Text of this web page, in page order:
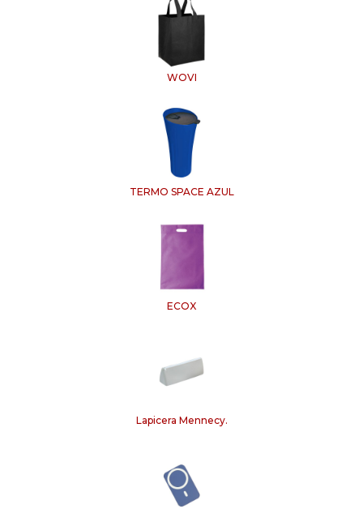
WOVI
TERMO SPACE AZUL
ECOX
Lapicera Mennecy.